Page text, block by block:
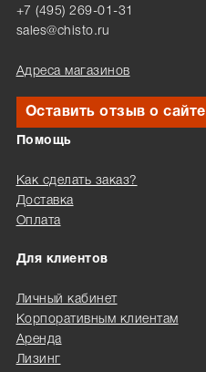
+7 (495) 269-01-31
sales@chisto.ru
Адреса магазинов
Оставить отзыв о сайте
Помощь
Как сделать заказ?
Доставка
Оплата
Для клиентов
Личный кабинет
Корпоративным клиентам
Аренда
Лизинг